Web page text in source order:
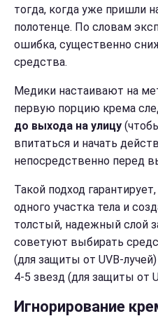
тогда, когда уже пришли
полотенце. По словам
ошибка, существенно
средства.
Медики настаивают на
первую порцию крема
до выхода на улицу
впитаться и начать
непосредственно перед
Такой подход
одного участка тела и
толстый, надежный слой
советуют выбирать
(для защиты от UVB-
4-5 звезд (для защиты от
Игнорирование